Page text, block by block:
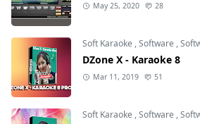
May 25, 2020 28
Soft Karaoke ,Software ,
DZone X - Karaoke 8
Mar 11, 2019 51
Soft Karaoke ,Software ,